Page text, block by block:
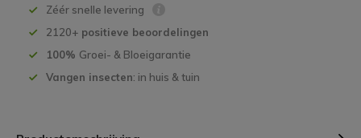
Zéér snelle levering
2120+ positieve beoordelingen
100% Groei- & Bloeigarantie
Vangen insecten: in huis & tuin